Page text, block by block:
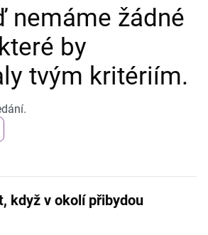
nemáme žádné
by
tvým kritériím.
když v okolí přibydou